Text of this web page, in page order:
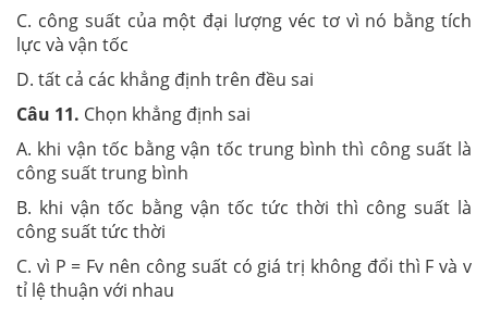
C. công suất của một đại lượng véc tơ vì nó bằng tích
lực và vận tốc
D. tất cả các khẳng định trên đều sai
Câu 11. Chọn khẳng định sai
A. khi vận tốc bằng vận tốc trung bình thì công suất là
công suất trung bình
B. khi vận tốc bằng vận tốc tức thời thì công suất là
công suất tức thời
C. vì P = Fv nên công suất có giá trị không đổi thì F và v
tỉ lệ thuận với nhau